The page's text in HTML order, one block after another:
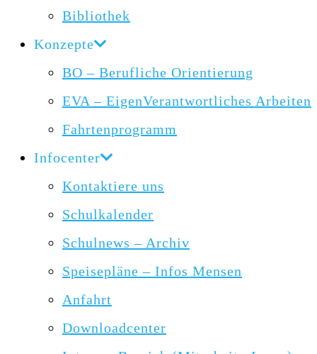
Bibliothek
Konzepte
BO – Berufliche Orientierung
EVA – EigenVerantwortliches Arbeiten
Fahrtenprogramm
Infocenter
Kontaktiere uns
Schulkalender
Schulnews – Archiv
Speisepläne – Infos Mensen
Anfahrt
Downloadcenter